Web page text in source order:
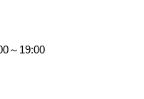
～19:00